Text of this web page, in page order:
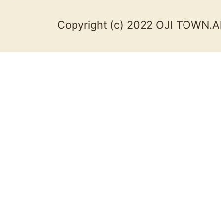
Copyright (c) 2022 OJI